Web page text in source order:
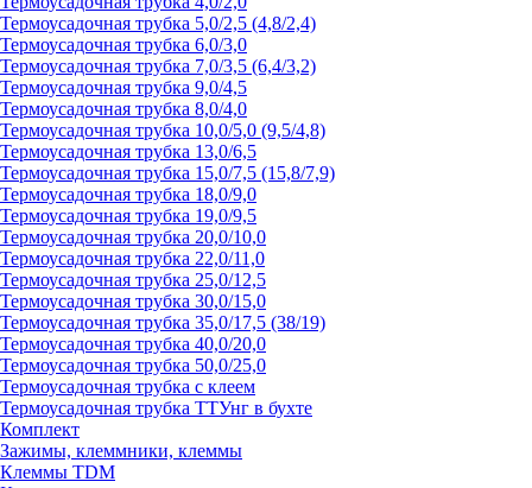
Термоусадочная трубка 5,0/2,5 (4,8/2,4)
Термоусадочная трубка 6,0/3,0
Термоусадочная трубка 7,0/3,5 (6,4/3,2)
Термоусадочная трубка 9,0/4,5
Термоусадочная трубка 8,0/4,0
Термоусадочная трубка 10,0/5,0 (9,5/4,8)
Термоусадочная трубка 13,0/6,5
Термоусадочная трубка 15,0/7,5 (15,8/7,9)
Термоусадочная трубка 18,0/9,0
Термоусадочная трубка 19,0/9,5
Термоусадочная трубка 20,0/10,0
Термоусадочная трубка 22,0/11,0
Термоусадочная трубка 25,0/12,5
Термоусадочная трубка 30,0/15,0
Термоусадочная трубка 35,0/17,5 (38/19)
Термоусадочная трубка 40,0/20,0
Термоусадочная трубка 50,0/25,0
Термоусадочная трубка с клеем
Термоусадочная трубка ТТУнг в бухте
Комплект
Зажимы, клеммники, клеммы
Клеммы TDM